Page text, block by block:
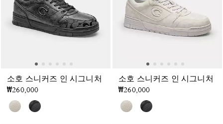
소호 스니커즈 인 시그니처
₩260,000
소호 스니커즈 인 시그니처
₩260,000